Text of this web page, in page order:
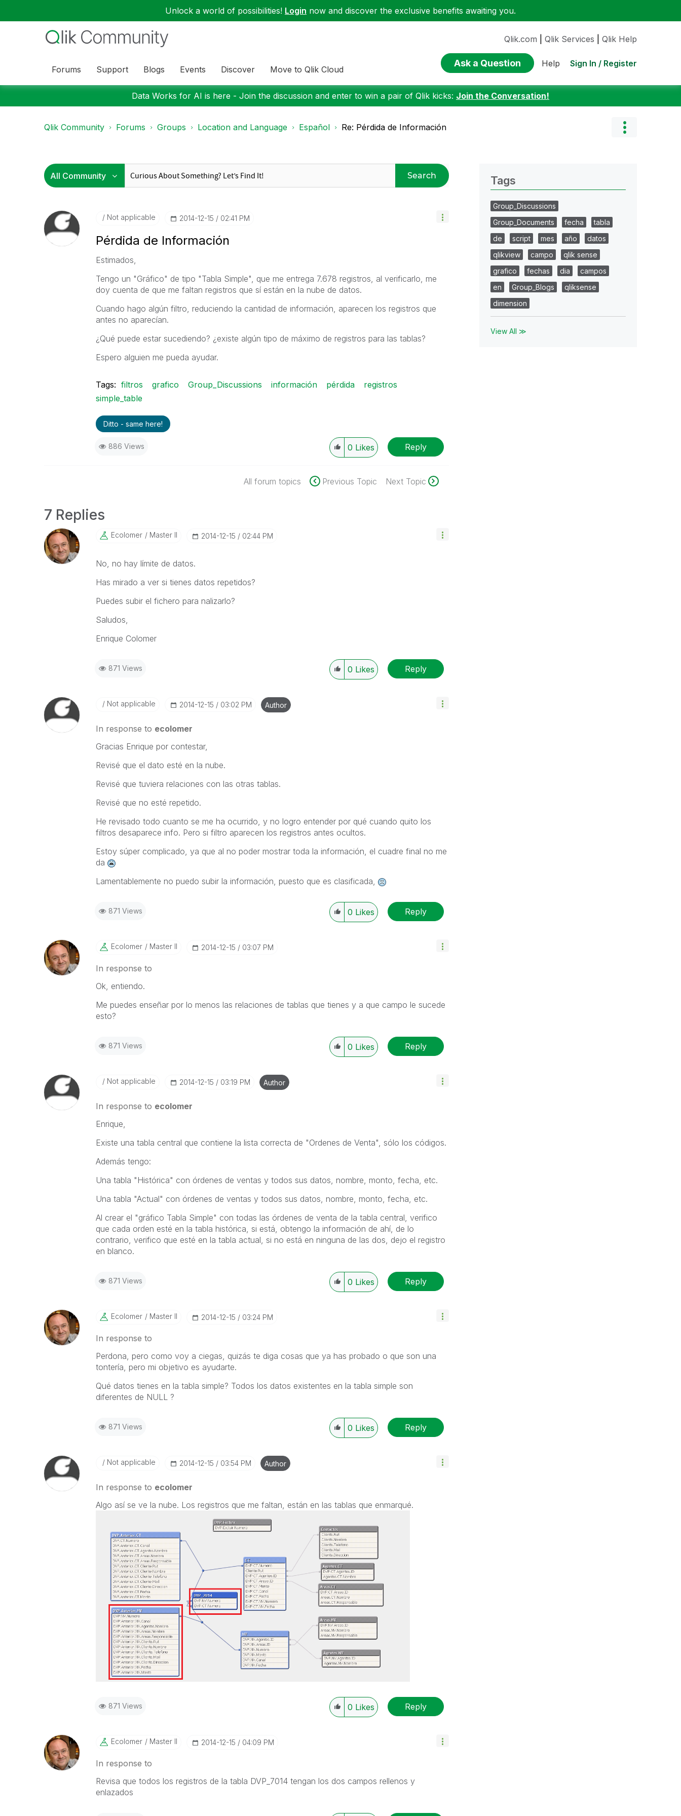
Unlock a world of possibilities! Login now and discover the exclusive benefits awaiting you.
Forums Support Blogs Events Discover Move to Qlik Cloud
Qlik.com Qlik Services Qlik Help
Ask a Question Help Sign In / Register
Data Works for AI is here - Join the discussion and enter to win a pair of Qlik kicks: Join the Conversation!
Qlik Community Forums Groups Location and Language Español Re: Pérdida de Información
Search
Not applicable ‎2014-12-15 02:41 PM
Pérdida de Información
Estimados,
Tengo un "Gráfico" de tipo "Tabla Simple", que me entrega 7.678 registros, al verificarlo, me
doy cuenta de que me faltan registros que sí están en la nube de datos.
Cuando hago algún filtro, reduciendo la cantidad de información, aparecen los registros que
antes no aparecían.
¿Qué puede estar sucediendo? ¿existe algún tipo de máximo de registros para las tablas?
Espero alguien me pueda ayudar.
Tags: filtros grafico Group_Discussions información pérdida
registros
simple_table
Ditto - same here!
886 Views 0 Likes Reply
All forum topics Previous Topic Next Topic
7 Replies
Ecolomer Master II ‎2014-12-15 02:44 PM
No, no hay límite de datos.
Has mirado a ver si tienes datos repetidos?
Puedes subir el fichero para nalizarlo?
Saludos,
Enrique Colomer
871 Views 0 Likes Reply
Not applicable ‎2014-12-15 03:02 PM Author
In response to ecolomer
Gracias Enrique por contestar,
Revisé que el dato esté en la nube.
Revisé que tuviera relaciones con las otras tablas.
Revisé que no esté repetido.
He revisado todo cuanto se me ha ocurrido, y no logro entender por qué cuando quito los
filtros desaparece info. Pero si filtro aparecen los registros antes ocultos.
Estoy súper complicado, ya que al no poder mostrar toda la información, el cuadre final no me
da
Lamentablemente no puedo subir la información, puesto que es clasificada,
871 Views 0 Likes Reply
Ecolomer Master II ‎2014-12-15 03:07 PM
In response to
Ok, entiendo.
Me puedes enseñar por lo menos las relaciones de tablas que tienes y a que campo le sucede
esto?
871 Views 0 Likes Reply
Not applicable ‎2014-12-15 03:19 PM Author
In response to ecolomer
Enrique,
Existe una tabla central que contiene la lista correcta de "Ordenes de Venta", sólo los códigos.
Además tengo:
Una tabla "Histórica" con órdenes de ventas y todos sus datos, nombre, monto, fecha, etc.
Una tabla "Actual" con órdenes de ventas y todos sus datos, nombre, monto, fecha, etc.
Al crear el "gráfico Tabla Simple" con todas las órdenes de venta de la tabla central, verifico
que cada orden esté en la tabla histórica, si está, obtengo la información de ahí, de lo
contrario, verifico que esté en la tabla actual, si no está en ninguna de las dos, dejo el registro
en blanco.
871 Views 0 Likes Reply
Ecolomer Master II ‎2014-12-15 03:24 PM
In response to
Perdona, pero como voy a ciegas, quizás te diga cosas que ya has probado o que son una
tontería, pero mi objetivo es ayudarte.
Qué datos tienes en la tabla simple? Todos los datos existentes en la tabla simple son
diferentes de NULL ?
871 Views 0 Likes Reply
Not applicable ‎2014-12-15 03:54 PM Author
In response to ecolomer
Algo así se ve la nube. Los registros que me faltan, están en las tablas que enmarqué.
871 Views 0 Likes Reply
Ecolomer Master II ‎2014-12-15 04:09 PM
In response to
Revisa que todos los registros de la tabla DVP_7014 tengan los dos campos rellenos y
enlazados
Tags
Group_Discussions
Group_Documents
fecha
tabla
de
script mes año
datos
qlikview
campo
qlik sense
grafico
fechas dia
campos
en
Group_Blogs
qliksense
dimension
View All ≫